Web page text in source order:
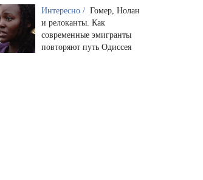
Интересно / Гомер, Нолан
и релоканты. Как
современные эмигранты
повторяют путь Одиссея